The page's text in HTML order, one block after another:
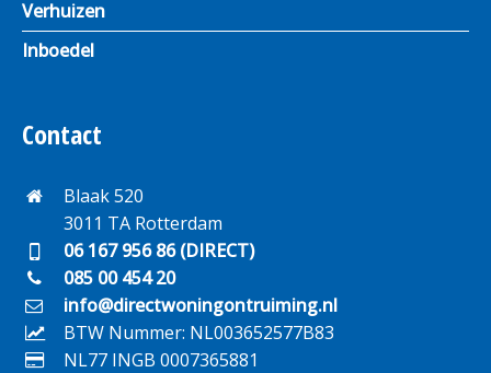
Verhuizen
Inboedel
Contact
Blaak 520
3011 TA Rotterdam
06 167 956 86 (DIRECT)
085 00 454 20
info@directwoningontruiming.nl
BTW Nummer: NL003652577B83
NL77 INGB 0007365881